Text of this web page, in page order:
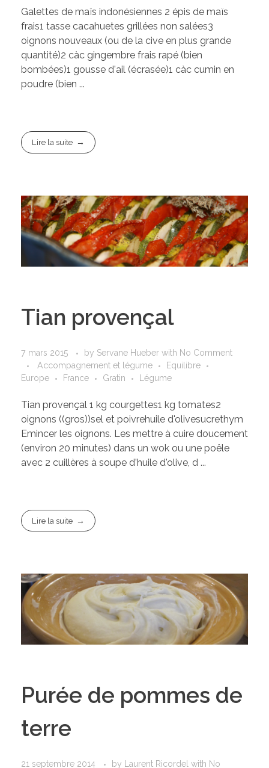
Galettes de maïs indonésiennes 2 épis de maïs
frais1 tasse cacahuetes grillées non salées3
oignons nouveaux (ou de la cive en plus grande
quantité)2 càc gingembre frais rapé (bien
bombées)1 gousse d'ail (écrasée)1 càc cumin en
poudre (bien ...
Lire la suite
Tian provençal
7 mars 2015 by Servane Hueber with No Comment
Accompagnement et légume
Equilibre
Europe
France Gratin Légume
Tian provençal 1 kg courgettes1 kg tomates2
oignons ((gros))sel et poivrehuile d'olivesucrethym
Emincer les oignons. Les mettre à cuire doucement
(environ 20 minutes) dans un wok ou une poêle
avec 2 cuillères à soupe d'huile d'olive, d ...
Lire la suite
Purée de pommes de
terre
21 septembre 2014 by Laurent Ricordel with No